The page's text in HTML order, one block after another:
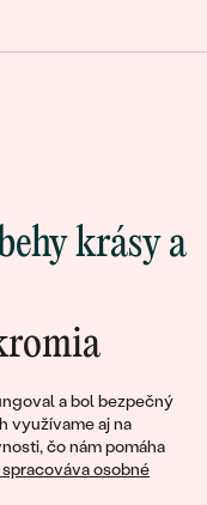
a bol bezpečný
využívame aj na
čo nám pomáha
osobné
krásy a